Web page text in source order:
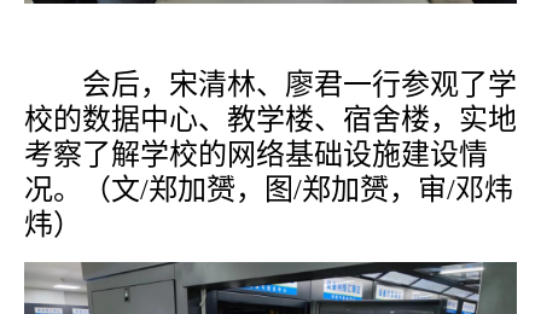
会后，宋清林、 廖君一行参观了学
校的数据中心、教学楼、宿舍楼，实地
考察了解学校的网络基础设施建设情
况。（文/郑加赟，图/郑加赟，审/邓炜
炜）